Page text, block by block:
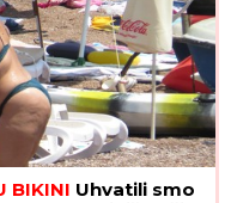
Miljana samo
UNUKA Željka
lepa SESTRA
stiže za nekoliko
se videti i u koliko